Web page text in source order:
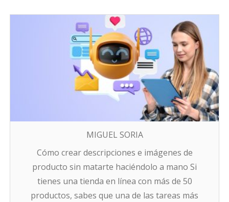
MIGUEL SORIA
Cómo crear descripciones e imágenes de
producto sin matarte haciéndolo a mano Si
tienes una tienda en línea con más de 50
productos, sabes que una de las tareas más